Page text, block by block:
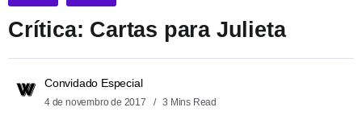
Crítica: Cartas para Julieta
Convidado Especial
4 de novembro de 2017 3 Mins Read